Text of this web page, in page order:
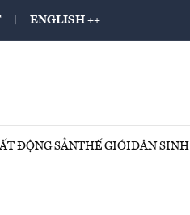
ENGLISH ++
ĐỘNG SẢNTHẾ GIỚIDÂN SINH